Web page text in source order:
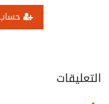
التعليقات